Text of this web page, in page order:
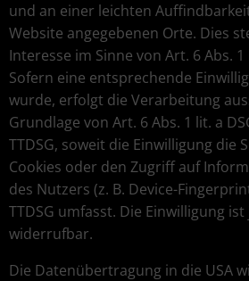
und an einer leichten
Website angegebenen Orte. Dies
Interesse im Sinne von Art. 6 Abs. 1
Sofern eine entsprechende
wurde, erfolgt die Verarbeitung
Grundlage von Art. 6 Abs. 1 lit. a
TTDSG, soweit die Einwilligung die
Cookies oder den Zugriff auf
des Nutzers (z. B. Device-
TTDSG umfasst. Die Einwilligung
widerrufbar.
Die Datenübertragung in die USA